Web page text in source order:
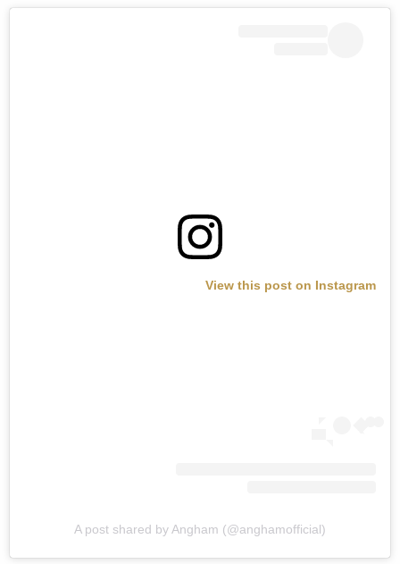
View this post on Instagram
A post shared by Angham (@anghamofficial)